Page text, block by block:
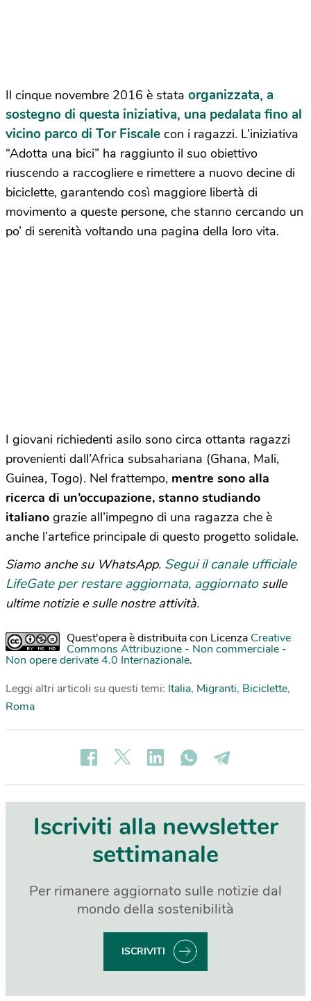
Il cinque novembre 2016 è stata organizzata, a
sostegno di questa iniziativa, una pedalata fino al
vicino parco di Tor Fiscale con i ragazzi. L’iniziativa
“Adotta una bici” ha raggiunto il suo obiettivo
riuscendo a raccogliere e rimettere a nuovo decine di
biciclette, garantendo così maggiore libertà di
movimento a queste persone, che stanno cercando un
po’ di serenità voltando una pagina della loro vita.
I giovani richiedenti asilo sono circa ottanta ragazzi
provenienti dall’Africa subsahariana (Ghana, Mali,
Guinea, Togo). Nel frattempo, mentre sono alla
ricerca di un’occupazione, stanno studiando
italiano grazie all’impegno di una ragazza che è
anche l’artefice principale di questo progetto solidale.
Siamo anche su WhatsApp. Segui il canale ufficiale
LifeGate per restare aggiornata, aggiornato sulle
ultime notizie e sulle nostre attività.
Quest'opera è distribuita con Licenza Creative
Commons Attribuzione - Non commerciale -
Non opere derivate 4.0 Internazionale.
Leggi altri articoli su questi temi: Italia, Migranti, Biciclette,
Roma
Iscriviti alla newsletter
settimanale
Per rimanere aggiornato sulle notizie dal
mondo della sostenibilità
ISCRIVITI